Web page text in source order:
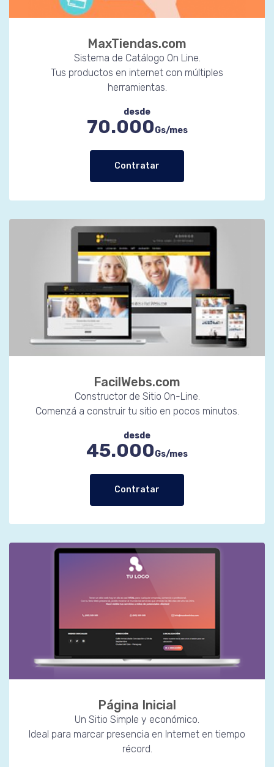
MaxTiendas.com
Sistema de Catálogo On Line.
Tus productos en internet con múltiples
herramientas.
desde
70.000Gs/mes
Contratar
FacilWebs.com
Constructor de Sitio On-Line.
Comenzá a construir tu sitio en pocos minutos.
desde
45.000Gs/mes
Contratar
Página Inicial
Un Sitio Simple y económico.
Ideal para marcar presencia en Internet en tiempo
récord.